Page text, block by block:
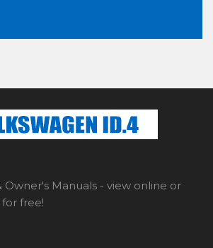
Owner's Manuals - view online or
free!